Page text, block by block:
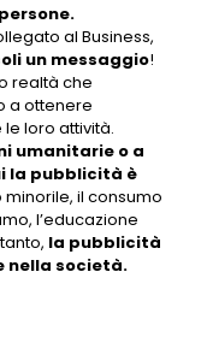
al Business,
un messaggio!
realtà che
a ottenere
loro attività.
umanitarie o a
la pubblicità è
il consumo
l’educazione
la pubblicità
nella società.